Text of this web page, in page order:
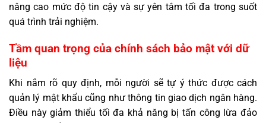
nâng cao mức độ tin cậy và sự yên tâm tối đa trong suốt
quá trình trải nghiệm.
Tầm quan trọng của chính sách bảo mật với dữ
liệu
Khi nắm rõ quy định, mỗi người sẽ tự ý thức được cách
quản lý mật khẩu cũng như thông tin giao dịch ngân hàng.
Điều này giảm thiểu tối đa khả năng bị tấn công lừa đảo